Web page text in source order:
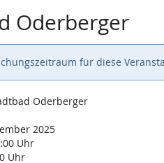
Oderberger
für diese
Oderberger
2025
Uhr
Uhr